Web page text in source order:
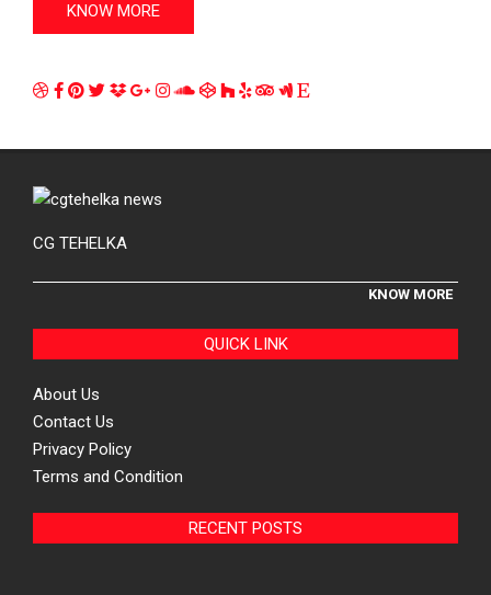
KNOW MORE
CG TEHELKA
KNOW MORE
QUICK LINK
About Us
Contact Us
Privacy Policy
Terms and Condition
RECENT POSTS